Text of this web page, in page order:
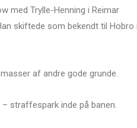
med Trylle-Henning i Reimar
skiftede som bekendt til Hobro
af andre gode grunde.
– straffespark inde på banen.